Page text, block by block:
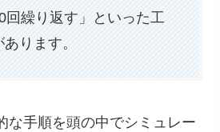
回繰り返す」といった工
ります。
な手順を頭の中でシミュレー